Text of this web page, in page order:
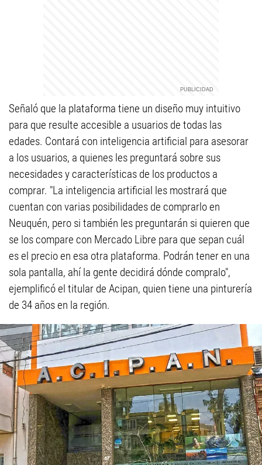
Señaló que la plataforma tiene un diseño muy intuitivo
para que resulte accesible a usuarios de todas las
edades. Contará con inteligencia artificial para asesorar
a los usuarios, a quienes les preguntará sobre sus
necesidades y características de los productos a
comprar. "La inteligencia artificial les mostrará que
cuentan con varias posibilidades de comprarlo en
Neuquén, pero si también les preguntarán si quieren que
se los compare con Mercado Libre para que sepan cuál
es el precio en esa otra plataforma. Podrán tener en una
sola pantalla, ahí la gente decidirá dónde compralo",
ejemplificó el titular de Acipan, quien tiene una pinturería
de 34 años en la región.